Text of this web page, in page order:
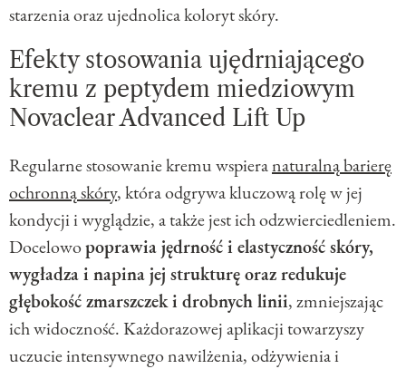
starzenia oraz ujednolica koloryt skóry.
Efekty stosowania ujędrniającego
kremu z peptydem miedziowym
Novaclear Advanced Lift Up
Regularne stosowanie kremu wspieranaturalną barierę
ochronną skóry, która odgrywa kluczową rolę w jej
kondycji i wyglądzie, a także jest ich odzwierciedleniem.
Docelowopoprawia jędrność i elastyczność skóry,
wygładza i napina jej strukturę oraz redukuje
głębokość zmarszczek i drobnych linii, zmniejszając
ich widoczność. Każdorazowej aplikacji towarzyszy
uczucie intensywnego nawilżenia, odżywienia i